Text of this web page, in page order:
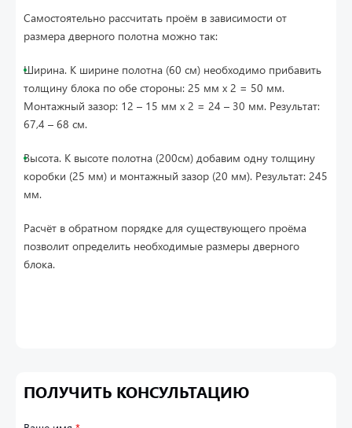
Самостоятельно рассчитать проём в зависимости от
размера дверного полотна можно так:
Ширина. К ширине полотна (60 см) необходимо прибавить
толщину блока по обе стороны: 25 мм х 2 = 50 мм.
Монтажный зазор: 12 – 15 мм х 2 = 24 – 30 мм. Результат:
67,4 – 68 см.
Высота. К высоте полотна (200см) добавим одну толщину
коробки (25 мм) и монтажный зазор (20 мм). Результат: 245
мм.
Расчёт в обратном порядке для существующего проёма
позволит определить необходимые размеры дверного
блока.
ПОЛУЧИТЬ КОНСУЛЬТАЦИЮ